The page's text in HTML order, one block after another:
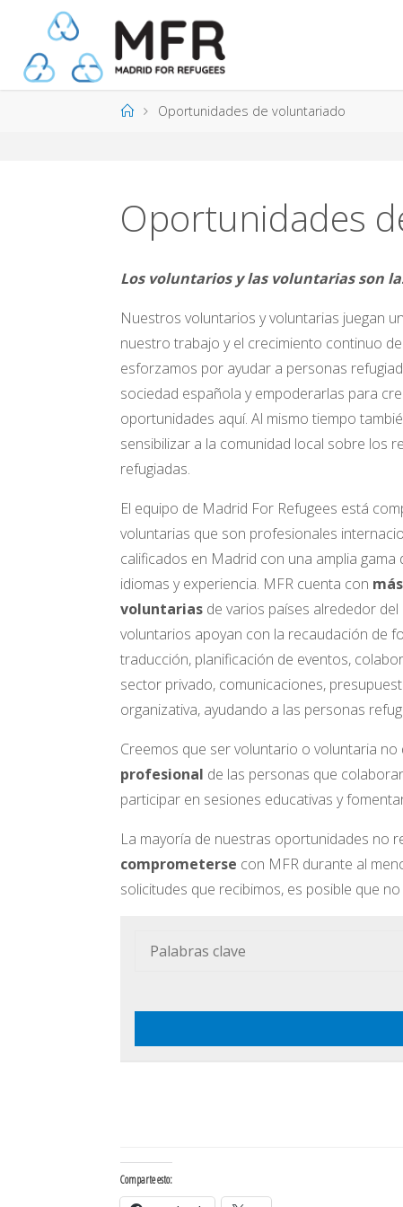
contenido
PáginaOportunidades de voluntariado
Oportunidades
Los voluntarios y las voluntarias son
Nuestros voluntarios y voluntarias juegan
nuestro trabajo y el crecimiento continuo
esforzamos por ayudar a personas
sociedad española y empoderarlas para
oportunidades aquí. Al mismo tiempo
sensibilizar a la comunidad local sobre los
refugiadas.
El equipo de Madrid For Refugees está
voluntarias que son profesionales
calificados en Madrid con una amplia gama
idiomas y experiencia. MFR cuenta con
voluntarias de varios países alrededor
voluntarios apoyan con la recaudación de
traducción, planificación de eventos,
sector privado, comunicaciones,
organizativa, ayudando a las personas
Creemos que ser voluntario o voluntaria
profesional de las personas que
participar en sesiones educativas y
La mayoría de nuestras oportunidades no
comprometerse con MFR durante al
solicitudes que recibimos, es posible que
Comparte esto: